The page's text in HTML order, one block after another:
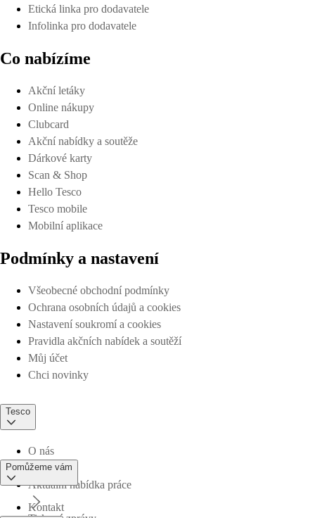
Etická linka pro dodavatele
Infolinka pro dodavatele
Co nabízíme
Akční letáky
Online nákupy
Clubcard
Akční nabídky a soutěže
Dárkové karty
Scan & Shop
Hello Tesco
Tesco mobile
Mobilní aplikace
Podmínky a nastavení
Všeobecné obchodní podmínky
Ochrana osobních údajů a cookies
Nastavení soukromí a cookies
Pravidla akčních nabídek a soutěží
Můj účet
Chci novinky
Tesco
O nás
Aktuální nabídka práce
Pomůžeme vám
Kontakt